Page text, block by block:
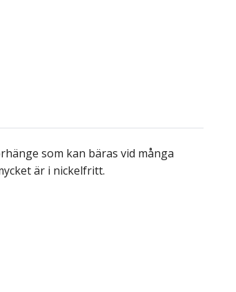
som kan bäras vid många
är i nickelfritt.